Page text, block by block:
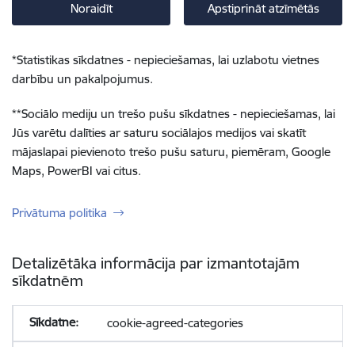
Noraidīt Apstiprināt atzīmētās
*Statistikas sīkdatnes - nepieciešamas, lai uzlabotu vietnes
darbību un pakalpojumus.
**Sociālo mediju un trešo pušu sīkdatnes - nepieciešamas, lai
Jūs varētu dalīties ar saturu sociālajos medijos vai skatīt
mājaslapai pievienoto trešo pušu saturu, piemēram, Google
Maps, PowerBI vai citus.
Privātuma politika
Detalizētāka informācija par izmantotajām
sīkdatnēm
cookie-agreed-categories